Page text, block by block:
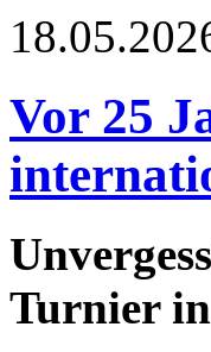
Vor 25
Turnier